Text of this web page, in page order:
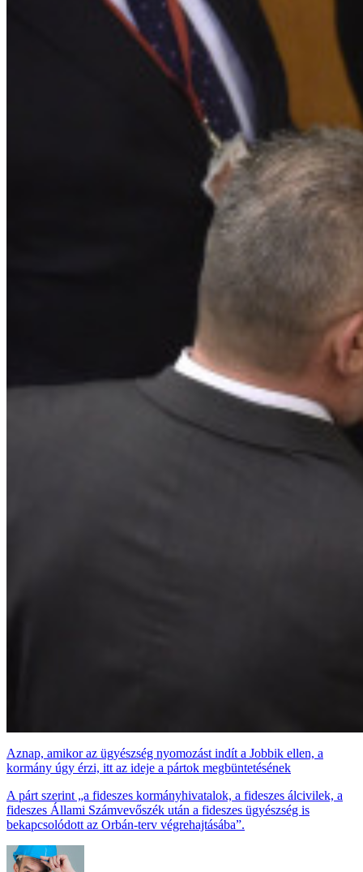
Aznap, amikor az ügyészség nyomozást indít a Jobbik ellen, a
kormány úgy érzi, itt az ideje a pártok megbüntetésének
A párt szerint „a fideszes kormányhivatalok, a fideszes álcivilek, a
fideszes Állami Számvevőszék után a fideszes ügyészség is
bekapcsolódott az Orbán-terv végrehajtásába”.